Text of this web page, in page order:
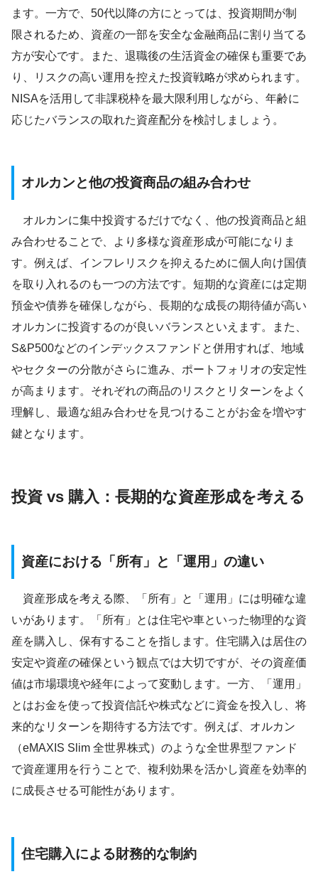
ます。一方で、50代以降の方にとっては、投資期間が制
限されるため、資産の一部を安全な金融商品に割り当てる
方が安心です。また、退職後の生活資金の確保も重要であ
り、リスクの高い運用を控えた投資戦略が求められます。
NISAを活用して非課税枠を最大限利用しながら、年齢に
応じたバランスの取れた資産配分を検討しましょう。
オルカンと他の投資商品の組み合わせ
オルカンに集中投資するだけでなく、他の投資商品と組
み合わせることで、より多様な資産形成が可能になりま
す。例えば、インフレリスクを抑えるために個人向け国債
を取り入れるのも一つの方法です。短期的な資産には定期
預金や債券を確保しながら、長期的な成長の期待値が高い
オルカンに投資するのが良いバランスといえます。また、
S&P500などのインデックスファンドと併用すれば、地域
やセクターの分散がさらに進み、ポートフォリオの安定性
が高まります。それぞれの商品のリスクとリターンをよく
理解し、最適な組み合わせを見つけることがお金を増やす
鍵となります。
投資 vs 購入：長期的な資産形成を考える
資産における「所有」と「運用」の違い
資産形成を考える際、「所有」と「運用」には明確な違
いがあります。「所有」とは住宅や車といった物理的な資
産を購入し、保有することを指します。住宅購入は居住の
安定や資産の確保という観点では大切ですが、その資産価
値は市場環境や経年によって変動します。一方、「運用」
とはお金を使って投資信託や株式などに資金を投入し、将
来的なリターンを期待する方法です。例えば、オルカン
（eMAXIS Slim 全世界株式）のような全世界型ファンド
で資産運用を行うことで、複利効果を活かし資産を効率的
に成長させる可能性があります。
住宅購入による財務的な制約